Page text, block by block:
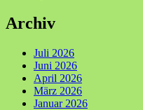
Archiv
Juli 2026
Juni 2026
April 2026
März 2026
Januar 2026